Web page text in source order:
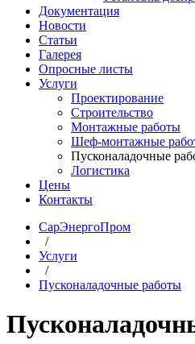
Документация
Новости
Статьи
Галерея
Опросные листы
Услуги
Проектирование
Строительство
Монтажные работы
Шеф-монтажные
Пусконаладочные
Логистика
Цены
Контакты
СарЭнергоПром
/
Услуги
/
Пусконаладочные работы